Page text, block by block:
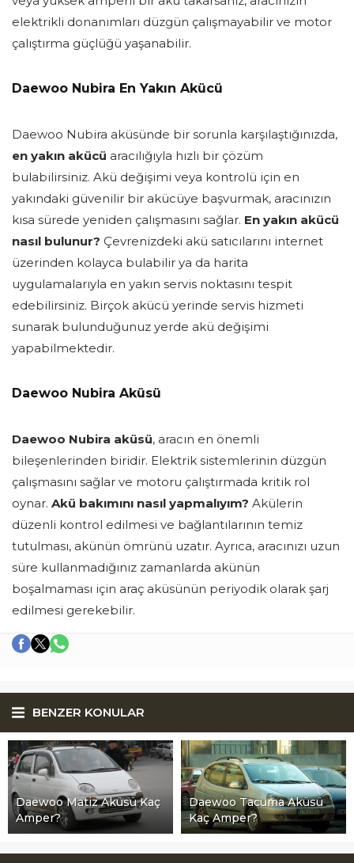
elektrikli donanımları düzgün çalışmayabilir ve motor
çalıştırma güçlüğü yaşanabilir.
Daewoo Nubira En Yakın Akücü
Daewoo Nubira aküsünde bir sorunla karşılaştığınızda,
en yakın akücü aracılığıyla hızlı bir çözüm
bulabilirsiniz. Akü değişimi veya kontrolü için en
yakındaki güvenilir bir akücüye başvurmak, aracınızın
kısa sürede yeniden çalışmasını sağlar. En yakın akücü
nasıl bulunur? Çevrenizdeki akü satıcılarını internet
üzerinden kolayca bulabilir ya da harita
uygulamalarıyla en yakın servis noktasını tespit
edebilirsiniz. Birçok akücü yerinde servis hizmeti
sunarak bulunduğunuz yerde akü değişimi
yapabilmektedir.
Daewoo Nubira Aküsü
Daewoo Nubira aküsü, aracın en önemli
bileşenlerinden biridir. Elektrik sistemlerinin düzgün
çalışmasını sağlar ve motoru çalıştırmada kritik rol
oynar. Akü bakımını nasıl yapmalıyım? Akülerin
düzenli kontrol edilmesi ve bağlantılarının temiz
tutulması, akünün ömrünü uzatır. Ayrıca, aracınızı uzun
süre kullanmadığınız zamanlarda akünün
boşalmaması için araç aküsünün periyodik olarak şarj
edilmesi gerekebilir.
BENZER KONULAR
Daewoo Matiz Aküsü Kaç
Amper?
Daewoo Tacuma Aküsü
Kaç Amper?